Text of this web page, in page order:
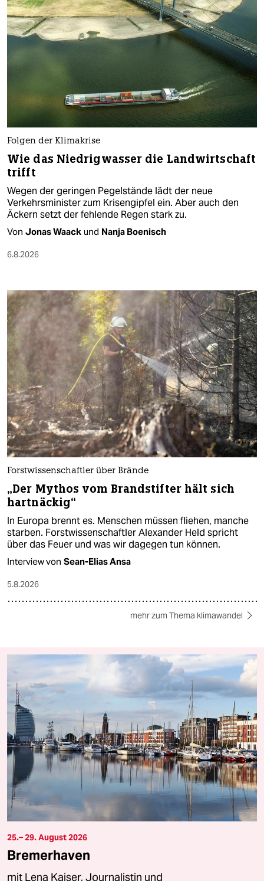
Folgen der Klimakrise
Wie das Niedrigwasser die Landwirtschaft
trifft
Wegen der geringen Pegelstände lädt der neue
Verkehrsminister zum Krisengipfel ein. Aber auch den
Äckern setzt der fehlende Regen stark zu.
Von Jonas Waack und Nanja Boenisch
6.8.2026
Forstwissenschaftler über Brände
„Der Mythos vom Brandstifter hält sich
hartnäckig“
In Europa brennt es. Menschen müssen fliehen, manche
starben. Forstwissenschaftler Alexander Held spricht
über das Feuer und was wir dagegen tun können.
Interview von Sean-Elias Ansa
5.8.2026
mehr zum Thema klimawandel
25.– 29. August 2026
Bremerhaven
mit Lena Kaiser, Journalistin und